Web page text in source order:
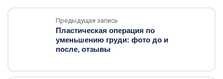
Предыдущая запись
Пластическая операция по
уменьшению груди: фото до и
после, отзывы